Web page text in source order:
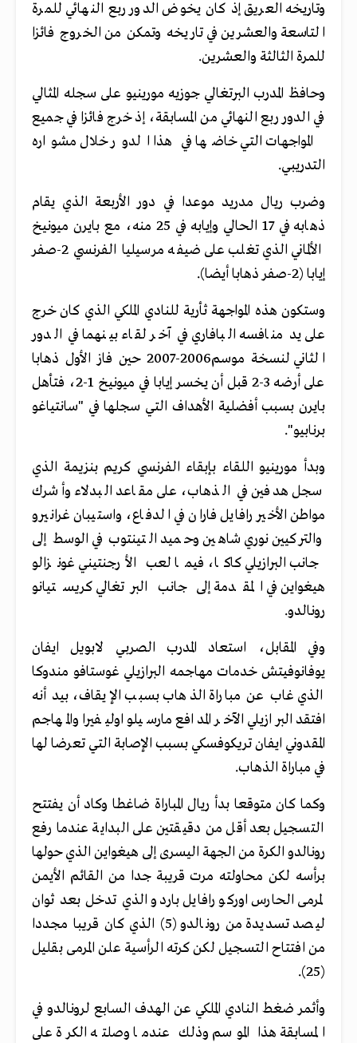
وتاريخه العريق إذ كان يخوض الدور ربع النهائي للمرة
التاسعة والعشرين في تاريخه وتمكن من الخروج فائزا
للمرة الثالثة والعشرين.
وحافظ المدرب البرتغالي جوزيه مورينيو على سجله المثالي
في الدور ربع النهائي من المسابقة، إذ خرج فائزا في جميع
المواجهات التي خاضها في هذا الدور خلال مشواره
التدريبي.
وضرب ريال مدريد موعدا في دور الأربعة الذي يقام
ذهابه في 17 الحالي وإيابه في 25 منه، مع بايرن ميونيخ
الألماني الذي تغلب على ضيفه مرسيليا الفرنسي 2-صفر
إيابا (2-صفر ذهابا أيضا).
وستكون هذه المواجهة ثأرية للنادي الملكي الذي كان خرج
على يد منافسه البافاري في آخر لقاء بينهما في الدور
الثاني لنسخة موسم2006-2007 حين فاز الأول ذهابا
على أرضه 3-2 قبل أن يخسر إيابا في ميونيخ 1-2، فتأهل
بايرن بسبب أفضلية الأهداف التي سجلها في "سانتياغو
برنابيو".
وبدأ مورينيو اللقاء بإبقاء الفرنسي كريم بنزيمة الذي
سجل هدفين في الذهاب، على مقاعد البدلاء وأشرك
مواطن الأخير رافايل فاران في الدفاع، واستيبان غرانيرو
والتركيين نوري شاهين وحميد التينتوب في الوسط إلى
جانب البرازيلي كاكا، فيما لعب الأرجنتيني غونزالو
هيغواين في المقدمة إلى جانب البرتغالي كريستيانو
رونالدو.
وفي المقابل، استعاد المدرب الصربي لابويل ايفان
يوفانوفيتش خدمات مهاجمه البرازيلي غوستافو مندوكا
الذي غاب عن مباراة الذهاب بسبب الإيقاف، بيد أنه
افتقد البرازيلي الآخر المدافع مارسيلو اوليفيرا والمهاجم
المقدوني ايفان تريكوفسكي بسبب الإصابة التي تعرضا لها
في مباراة الذهاب.
وكما كان متوقعا بدأ ريال المباراة ضاغطا وكاد أن يفتتح
التسجيل بعد أقل من دقيقتين على البداية عندما رفع
رونالدو الكرة من الجهة اليسرى إلى هيغواين الذي حولها
برأسه لكن محاولته مرت قريبة جدا من القائم الأيمن
لمرمى الحارس اوركو رافايل باردو الذي تدخل بعد ثوان
ليصد تسديدة من رونالدو (5) الذي كان قريبا مجددا
من افتتاح التسجيل لكن كرته الرأسية علن المرمى بقليل
(25).
وأثمر ضغط النادي الملكي عن الهدف السابع لرونالدو في
المسابقة هذا الموسم وذلك عندما وصلته الكرة على